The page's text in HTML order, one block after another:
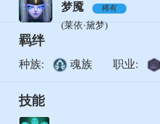
梦魇 稀有
(莱依·黛梦)
羁绊
种族: 魂族 职业:
技能